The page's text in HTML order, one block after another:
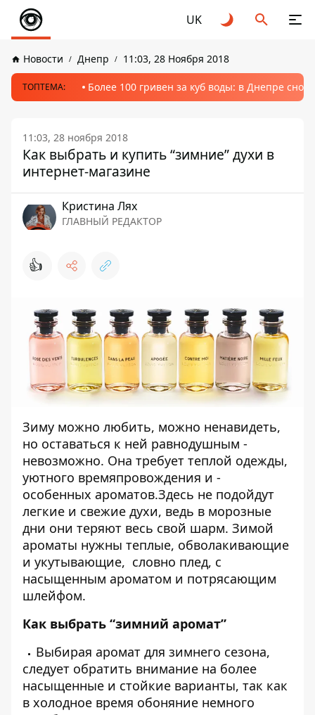
UK
Новости Днепр 11:03, 28 Ноября 2018
ТОПТЕМА: Более 100 гривен за куб воды: в Днепре
11:03, 28 ноября 2018
Как выбрать и купить “зимние” духи в
интернет-магазине
Кристина Лях
ГЛАВНЫЙ РЕДАКТОР
👍
Зиму можно любить, можно ненавидеть,
но оставаться к ней равнодушным -
невозможно. Она требует теплой одежды,
уютного времяпровождения и -
особенных ароматов.Здесь не подойдут
легкие и свежие духи, ведь в морозные
дни они теряют весь свой шарм. Зимой
ароматы нужны теплые, обволакивающие
и укутывающие, словно плед, с
насыщенным ароматом и потрясающим
шлейфом.
Как выбрать “зимний аромат”
Выбирая аромат для зимнего сезона,
следует обратить внимание на более
насыщенные и стойкие варианты, так как
в холодное время обоняние немного